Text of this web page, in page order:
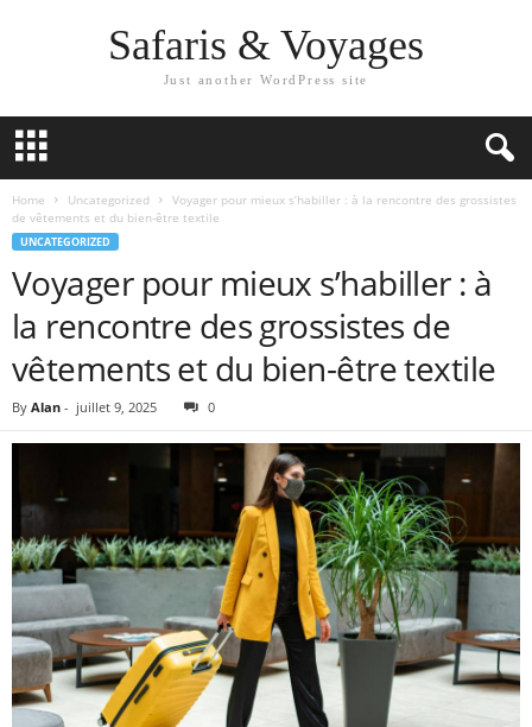
Safaris & Voyages
Just another WordPress site
Home Uncategorized
Voyager pour mieux s’habiller : à la rencontre des grossistes
de vêtements et du bien-être textile
UNCATEGORIZED
Voyager pour mieux s’habiller : à
la rencontre des grossistes de
vêtements et du bien-être textile
By Alan - juillet 9, 2025 0